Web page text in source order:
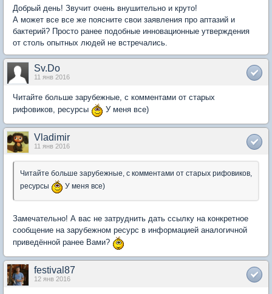
Добрый день! Звучит очень внушительно и круто!
А может все все же поясните свои заявления про аптазий и
бактерий? Просто ранее подобные инновационные утверждения
от столь опытных людей не встречались.
Sv.Do
11 янв 2016
Читайте больше зарубежные, с комментами от старых
рифовиков, ресурсы
У меня все)
Vladimir
11 янв 2016
Читайте больше зарубежные, с комментами от старых рифовиков,
ресурсы
У меня все)
Замечательно! А вас не затруднить дать ссылку на конкретное
сообщение на зарубежном ресурс в информацией аналогичной
приведённой ранее Вами?
festival87
12 янв 2016